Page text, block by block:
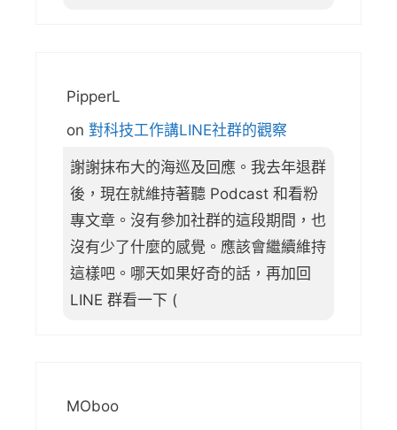
PipperL
on 對科技工作講LINE社群的觀察
謝謝抹布大的海巡及回應。我去年退群
後，現在就維持著聽 Podcast 和看粉
專文章。沒有參加社群的這段期間，也
沒有少了什麼的感覺。應該會繼續維持
這樣吧。哪天如果好奇的話，再加回
LINE 群看一下 (
MOboo